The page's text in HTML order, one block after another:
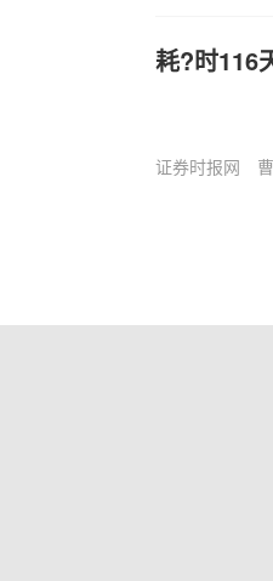
耗?时116
证券时报网